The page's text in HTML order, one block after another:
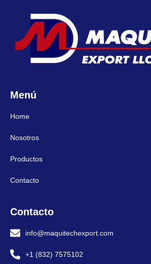
Menú
Home
Nosotros
Productos
Contacto
Contacto
info@maquitechexport.com
+1 (832) 7575102